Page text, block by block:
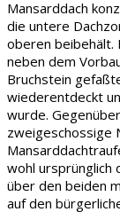
Mansarddach
die untere
oberen beibehält.
neben dem
Bruchstein
wiederentdeckt
wurde.
zweigeschossige
wohl ursprünglich
über den beiden
auf den